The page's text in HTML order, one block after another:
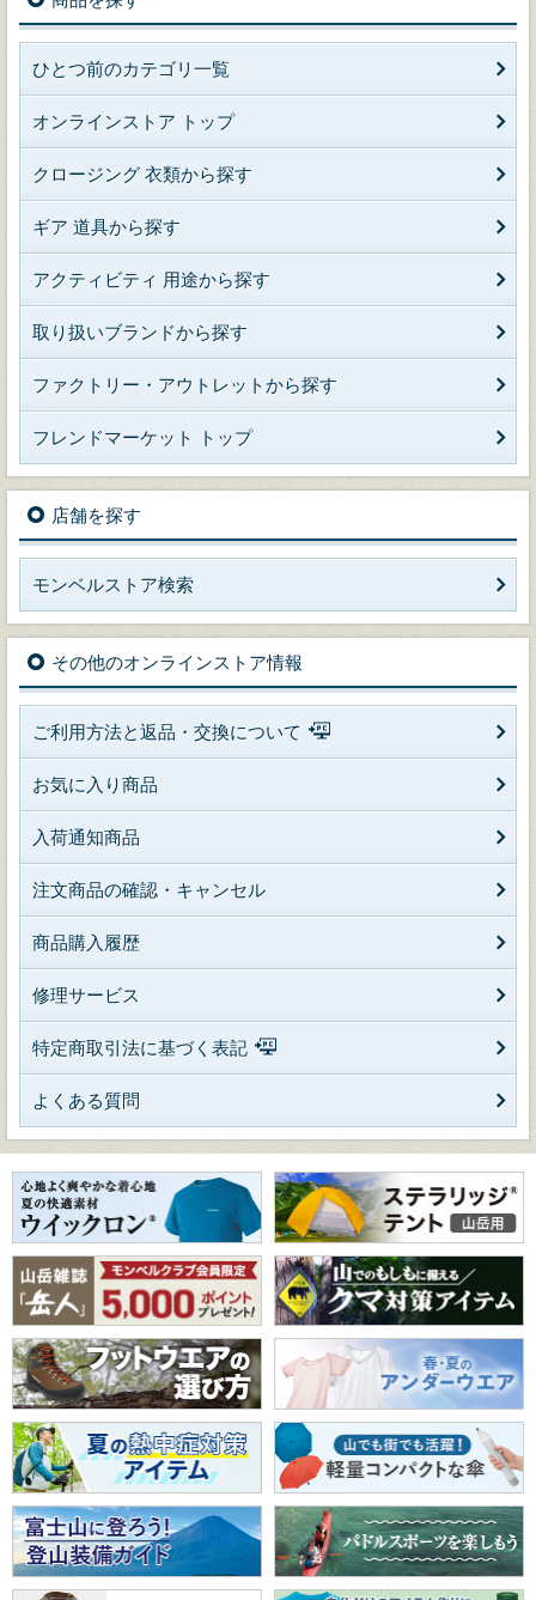
ひとつ前のカテゴリ一覧
オンラインストア トップ
クロージング 衣類から探す
ギア 道具から探す
アクティビティ 用途から探す
取り扱いブランドから探す
ファクトリー・アウトレットから探す
フレンドマーケット トップ
店舗を探す
モンベルストア検索
その他のオンラインストア情報
ご利用方法と返品・交換について
お気に入り商品
入荷通知商品
注文商品の確認・キャンセル
商品購入履歴
修理サービス
特定商取引法に基づく表記
よくある質問